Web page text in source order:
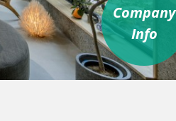
Company
Info